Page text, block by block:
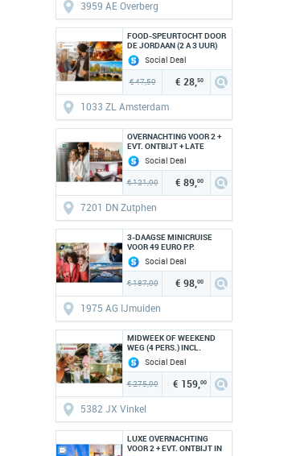
3959 AE Overberg
FOOD-SPEURTOCHT DOOR
DE JORDAAN (2 A 3 UUR)
Social Deal
€ 47,50 € 28,50
1033 ZL Amsterdam
OVERNACHTING VOOR 2 +
EVT. ONTBIJT + LATE
CHECK-OUT OF DINER
Social Deal
€ 121,00 € 89,00
7201 DN Zutphen
3-DAAGSE MINICRUISE
VOOR 49 EURO P.P.
Social Deal
€ 187,00 € 98,00
1975 AG IJmuiden
MIDWEEK OF WEEKEND
WEG (4 PERS.) INCL.
ENTREE DIERENTUINEN
Social Deal
€ 275,00 € 159,00
5382 JX Vinkel
LUXE OVERNACHTING
VOOR 2 + EVT. ONTBIJT IN